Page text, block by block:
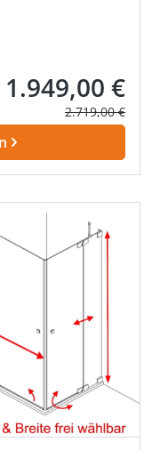
Verkaufspreis:
1.949,00 €
Regulärer
2.719,00 €